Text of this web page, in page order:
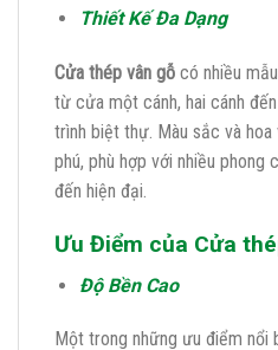
Thiết Kế Đa Dạng
Cửa thép vân gỗ có nhiều
từ cửa một cánh, hai cánh
trình biệt thự. Màu sắc và
phú, phù hợp với nhiều
đến hiện đại.
Ưu Điểm của Cửa
Độ Bền Cao
Một trong những ưu điểm nổi